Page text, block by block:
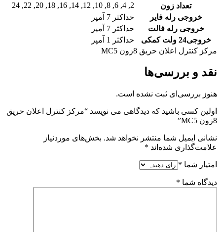
تعداد زون
2, 4, 6, 8, 10, 12, 14, 16, 18, 20, 22, 24
خروجی رله فایر
حداکثر 7 آمپر
خروجی رله فالت
حداکثر 7 آمپر
خروجی24 ولت کمکی
حداکثر 1 آمپر
مرکز کنترل اعلان حریق 8زون MC5
نقد و بررسی‌ها
هنوز بررسی‌ای ثبت نشده است.
اولین کسی باشید که دیدگاهی می نویسد “مرکز کنترل اعلان حریق
8زون MC5”
نشانی ایمیل شما منتشر نخواهد شد. بخش‌های موردنیاز
علامت‌گذاری شده‌اند *
امتیاز شما *
دیدگاه شما *